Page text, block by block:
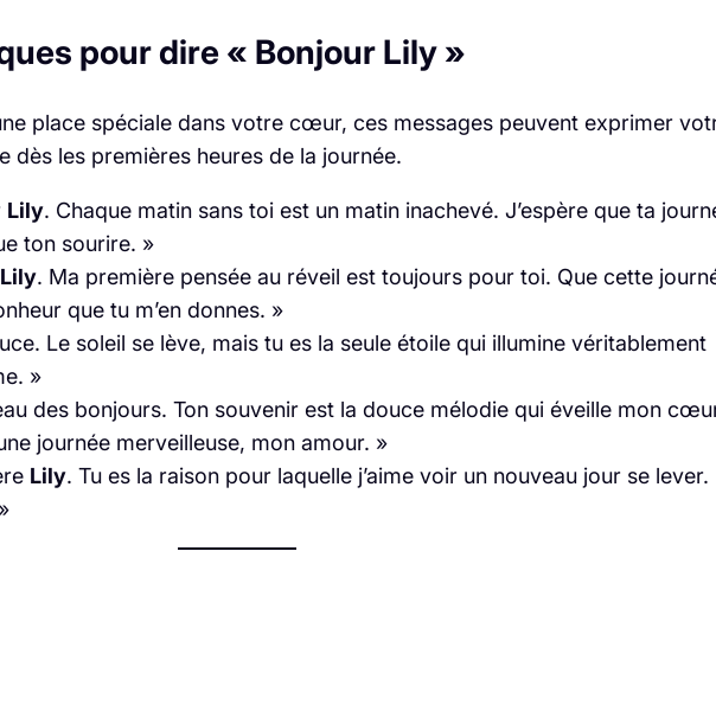
pour dire « Bonjour Lily »
place spéciale dans votre cœur, ces messages peuvent exprimer
dès les premières heures de la journée.
Lily. Chaque matin sans toi est un matin inachevé. J’espère que ta
ton sourire. »
Lily. Ma première pensée au réveil est toujours pour toi. Que cette
que tu m’en donnes. »
Le soleil se lève, mais tu es la seule étoile qui illumine véritablement
»
des bonjours. Ton souvenir est la douce mélodie qui éveille mon
journée merveilleuse, mon amour. »
Lily. Tu es la raison pour laquelle j’aime voir un nouveau jour se lever.